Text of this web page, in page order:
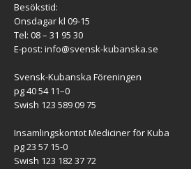
Besökstid:
Onsdagar kl 09-15
Tel: 08 – 31 95 30
E-post: info@svensk-kubanska.se
Svensk-Kubanska Föreningen
pg 40 54 11–0
Swish 123 589 09 75
Insamlingskontot Mediciner för Kuba
pg 23 57 15-0
Swish 123 182 37 72